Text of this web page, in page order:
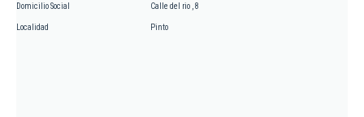
Domicilio Social Calle del rio , 8
Localidad Pinto